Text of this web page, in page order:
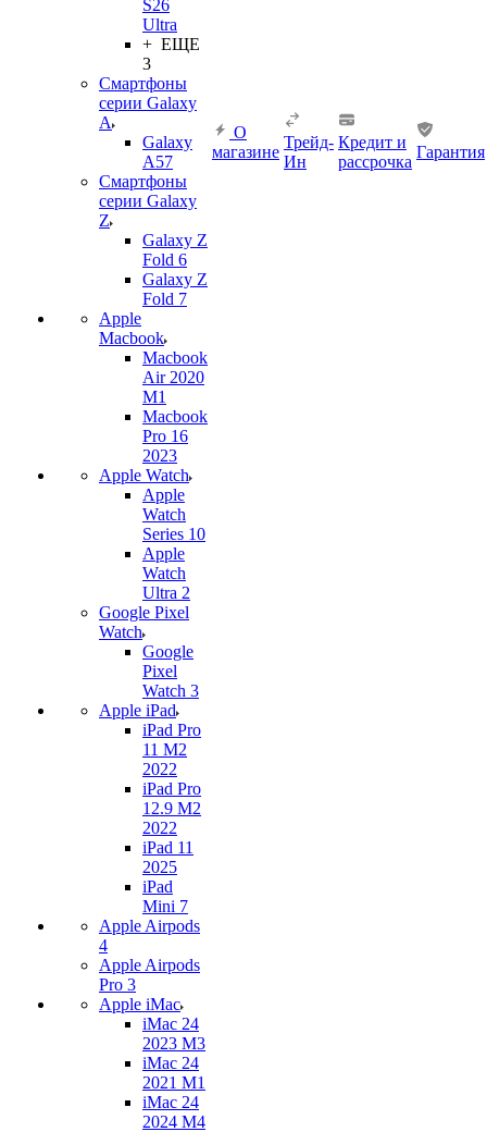
S26
Ultra
+ ЕЩЕ
3
Смартфоны
серии Galaxy
A
Galaxy
A57
Смартфоны
серии Galaxy
Z
Galaxy Z
Fold 6
Galaxy Z
Fold 7
Apple
Macbook
Macbook
Air 2020
M1
Macbook
Pro 16
2023
Apple Watch
Apple
Watch
Series 10
Apple
Watch
Ultra 2
Google Pixel
Watch
Google
Pixel
Watch 3
Apple iPad
iPad Pro
11 M2
2022
iPad Pro
12.9 M2
2022
iPad 11
2025
iPad
Mini 7
Apple Airpods
4
Apple Airpods
Pro 3
Apple iMac
iMac 24
2023 M3
iMac 24
2021 M1
iMac 24
2024 M4
О
магазине
Трейд-
Ин
Кредит и
рассрочка
Гарантия